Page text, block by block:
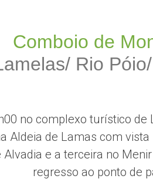
Comboio de
Rio
no complexo turístico de
Aldeia de Lamas com
e a terceira no
regresso ao ponto de